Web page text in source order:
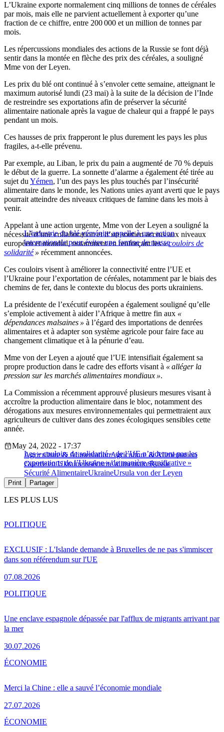
L’Ukraine exporte normalement cinq millions de tonnes de céréales
par mois, mais elle ne parvient actuellement à exporter qu’une
fraction de ce chiffre, entre 200 000 et un million de tonnes par
mois.
Les répercussions mondiales des actions de la Russie se font déjà
sentir dans la montée en flèche des prix des céréales, a souligné
Mme von der Leyen.
Les prix du blé ont continué à s’envoler cette semaine, atteignant le
maximum autorisé lundi (23 mai) à la suite de la décision de l’Inde
de restreindre ses exportations afin de préserver la sécurité
alimentaire nationale après la vague de chaleur qui a frappé le pays
pendant un mois.
Ces hausses de prix frapperont le plus durement les pays les plus
fragiles, a-t-elle prévenu.
Par exemple, au Liban, le prix du pain a augmenté de 70 % depuis
le début de la guerre. La sonnette d’alarme a également été tirée au
sujet du Yémen, l’un des pays les plus touchés par l’insécurité
alimentaire dans le monde, les Nations unies ayant averti que le pays
pourrait atteindre des niveaux critiques de famine dans les mois à
venir.
L’industrie du blé yéménite appelle à une action
internationale pour éviter une famine de masse
Appelant à une action urgente, Mme von der Leyen a souligné la
nécessité d’une collaboration et d’un soutien accrus aux niveaux
européen et mondial, notamment en renforçant les«couloirs de
solidarité» récemment annoncées.
Ces couloirs visent à améliorer la connectivité entre l’UE et
l’Ukraine pour l’exportation de céréales, notamment par le biais des
chemins de fer, dans le contexte du blocus des ports ukrainiens.
La présidente de l’exécutif européen a également souligné qu’elle
s’emploie activement à aider l’Afrique à mettre fin aux «
dépendances malsaines » à l’égard des importations de denrées
alimentaires et à adapter son système agricole pour faire face au
changement climatique et à la pénurie d’eau.
Mme von der Leyen a ajouté que l’UE intensifiait également sa
propre production dans le cadre des efforts visant à « alléger la
pression sur les marchés alimentaires mondiaux ».
La Commission a récemment approuvé plusieurs mesures visant à
accroître la production alimentaire dans le bloc, notamment des
dérogations aux mesures environnementales qui permettraient aux
agriculteurs de cultiver dans des zones écologiques sensibles cette
année.
Les « couloirs de solidarité » de l’UE n’aideront pas les
exportations de l’Ukraine « de manière significative »
May 24, 2022 - 17:37
Agriculture & AlimentationAgriculture & Alimentation
Guerre en Ukraineinsécurité alimentaireRussie
Sécurité AlimentaireUkraineUrsula von der Leyen
Print Partager
LES PLUS LUS
EXCLUSIF : L'Islande demande à Bruxelles de ne pas s'immiscer
dans son référendum sur l'UE
07.08.2026
POLITIQUE
Une enclave espagnole dépassée par l'afflux de migrants arrivant par
la mer
30.07.2026
POLITIQUE
Merci la Chine : elle a sauvé l’économie mondiale
27.07.2026
ÉCONOMIE
ÉCONOMIE